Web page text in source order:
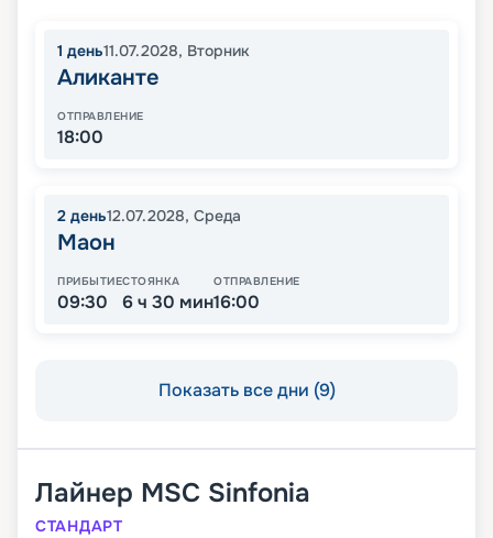
1 день11.07.2028, Вторник
Аликанте
ОТПРАВЛЕНИЕ
18:00
2 день12.07.2028, Среда
Маон
ПРИБЫТИЕ
09:30
СТОЯНКА
6 ч 30 мин
ОТПРАВЛЕНИЕ
16:00
Показать все дни (9)
Лайнер MSC Sinfonia
СТАНДАРТ